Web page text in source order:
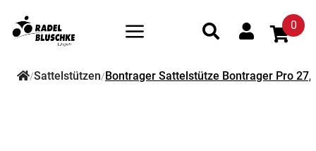
0
/Sattelstützen/Bontrager Sattelstütze Bontrager Pro